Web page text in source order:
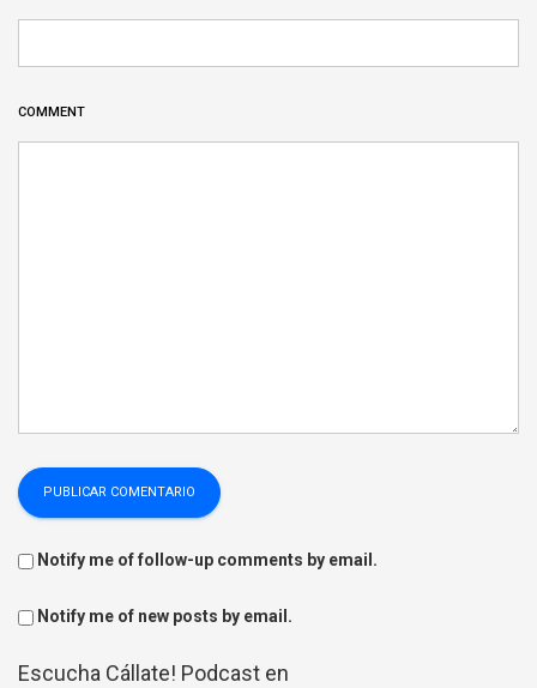
COMMENT
Notify me of follow-up comments by email.
Notify me of new posts by email.
Escucha Cállate! Podcast en